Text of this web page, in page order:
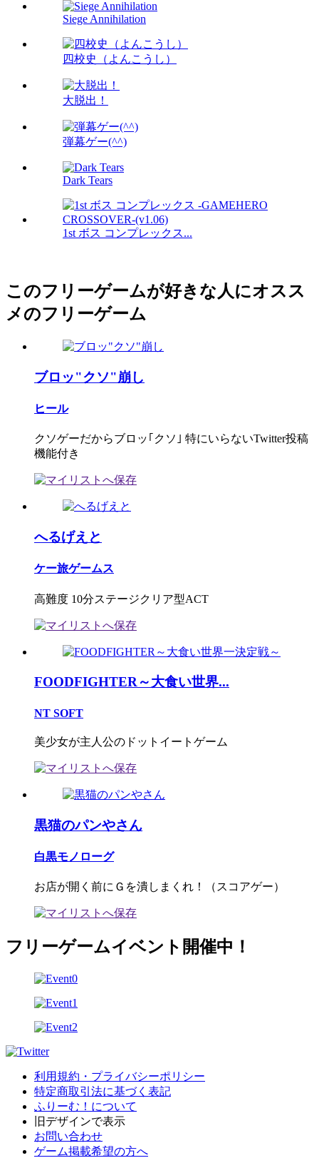
Siege Annihilation
四校史（よんこうし）
大脱出！
弾幕ゲー(^^)
Dark Tears
1st ボス コンプレックス...
このフリーゲームが好きな人にオスス
メのフリーゲーム
ブロッ"クソ"崩し
ヒール
クソゲーだからブロッ｢クソ｣ 特にいらないTwitter投稿
機能付き
へるげえと
ケー旅ゲームス
高難度 10分ステージクリア型ACT
FOODFIGHTER～大食い世界...
NT SOFT
美少女が主人公のドットイートゲーム
黒猫のパンやさん
白黒モノローグ
お店が開く前にＧを潰しまくれ！（スコアゲー）
フリーゲームイベント開催中！
利用規約・プライバシーポリシー
特定商取引法に基づく表記
ふりーむ！について
旧デザインで表示
お問い合わせ
ゲーム掲載希望の方へ